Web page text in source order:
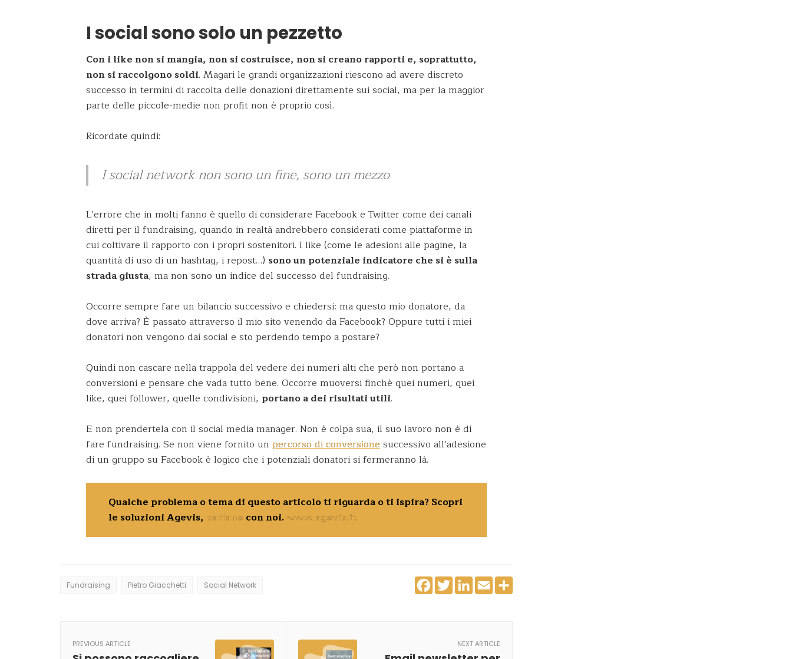
I social sono solo un pezzetto
Con i like non si mangia, non si costruisce, non si creano rapporti e, soprattutto,
non si raccolgono soldi. Magari le grandi organizzazioni riescono ad avere discreto
successo in termini di raccolta delle donazioni direttamente sui social, ma per la maggior
parte delle piccole-medie non profit non è proprio così.
Ricordate quindi:
I social network non sono un fine, sono un mezzo
L’errore che in molti fanno è quello di considerare Facebook e Twitter come dei canali
diretti per il fundraising, quando in realtà andrebbero considerati come piattaforme in
cui coltivare il rapporto con i propri sostenitori. I like (come le adesioni alle pagine, la
quantità di uso di un hashtag, i repost…) sono un potenziale indicatore che si è sulla
strada giusta, ma non sono un indice del successo del fundraising.
Occorre sempre fare un bilancio successivo e chiedersi: ma questo mio donatore, da
dove arriva? È passato attraverso il mio sito venendo da Facebook? Oppure tutti i miei
donatori non vengono dai social e sto perdendo tempo a postare?
Quindi non cascare nella trappola del vedere dei numeri alti che però non portano a
conversioni e pensare che vada tutto bene. Occorre muoversi finchè quei numeri, quei
like, quei follower, quelle condivisioni, portano a dei risultati utili.
E non prendertela con il social media manager. Non è colpa sua, il suo lavoro non è di
fare fundraising. Se non viene fornito un percorso di conversionesuccessivo all’adesione
di un gruppo su Facebook è logico che i potenziali donatori si fermeranno là.
Qualche problema o tema di questo articolo ti riguarda o ti ispira? Scopri
le soluzioni Agevis, parlane con noi.www.agevis.it
Fundraising Pietro Giacchetti Social Network Facebook
Twitter
LinkedIn
Email
PREVIOUS ARTICLE NEXT ARTICLE